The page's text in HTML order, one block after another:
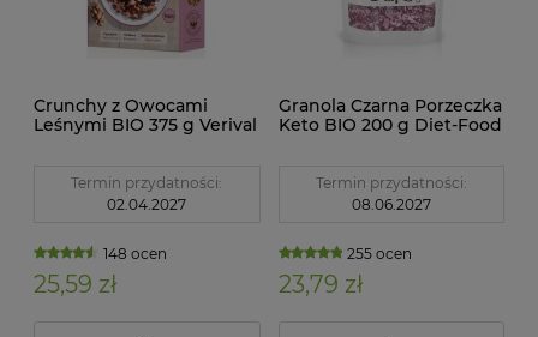
Crunchy z Owocami
Leśnymi BIO 375 g Verival
Termin przydatności:
02.04.2027
148 ocen
25,59 zł
Granola Czarna Porzeczka
Keto BIO 200 g Diet-Food
Termin przydatności:
08.06.2027
255 ocen
23,79 zł